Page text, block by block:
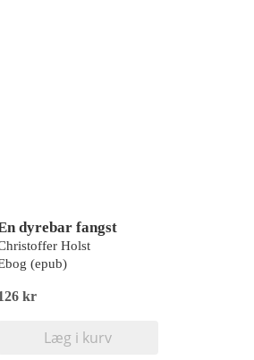
dyrebar fangst
Holst
(epub)
kr
Læg i kurv